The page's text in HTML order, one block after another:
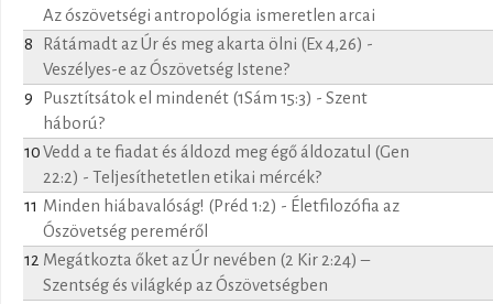
Az ószövetségi antropológia ismeretlen arcai
8
Rátámadt az Úr és meg akarta ölni (Ex 4,26) -
Veszélyes-e az Ószövetség Istene?
9
Pusztítsátok el mindenét (1Sám 15:3) - Szent
háború?
10Vedd a te fiadat és áldozd meg égő áldozatul (Gen
22:2) - Teljesíthetetlen etikai mércék?
11 Minden hiábavalóság! (Préd 1:2) - Életfilozófia az
Ószövetség pereméről
12 Megátkozta őket az Úr nevében (2 Kir 2:24) –
Szentség és világkép az Ószövetségben